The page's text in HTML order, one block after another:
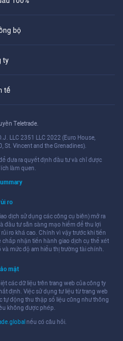
bộ
ty
tế
Teletrade.
LLC 2351 LLC 2022 (Euro House,
St. Vincent and the Grenadines).
đưa ra quyết định đầu tư và chỉ được
làm quen.
ro
dịch sử dụng các công cụ biên) mở ra
đầu tư sẵn sàng mạo hiểm để thu lợi
ro khá cao. Chính vì vậy trước khi tiến
nhận tiến hành giao dịch cụ thể xét
mức độ am hiểu thị trường tài chính.
mật
các dữ liệu trên trang web của công ty
định. Việc sử dụng tư liệu từ trang web
tự động thu thập số liệu cũng như thông
không được phép.
nếu có câu hỏi.